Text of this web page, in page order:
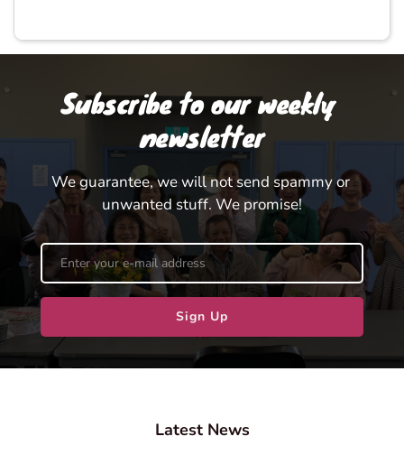
Subscribe to our weekly
newsletter
We guarantee, we will not send spammy or
unwanted stuff. We promise!
Sign Up
Latest News